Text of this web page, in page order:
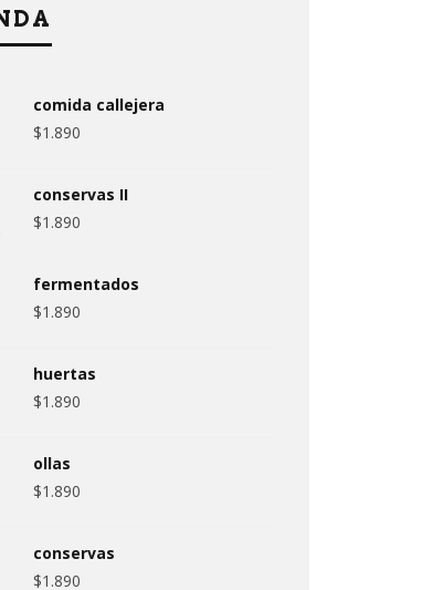
comida callejera
$1.890
conservas II
$1.890
fermentados
$1.890
huertas
$1.890
ollas
$1.890
conservas
$1.890